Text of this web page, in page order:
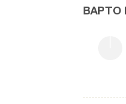
ВАРТО